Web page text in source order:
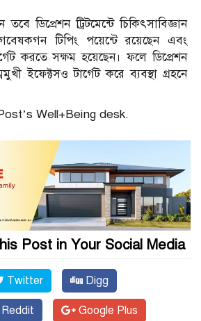
ডিপ্রেশন ট্রিটমেন্টে চিকিৎসাবিজ্ঞান
টিপিং পয়েন্টে রয়েছেন এবং
করতে সক্ষম হয়েছেন। ফলে ডিপ্রেশন
ইফেক্টসও টার্গেট করে ব্যবস্থা গ্রহনে
Well+Being desk.
Post in Your Social Media
Twitter Digg
Reddit Google Plus